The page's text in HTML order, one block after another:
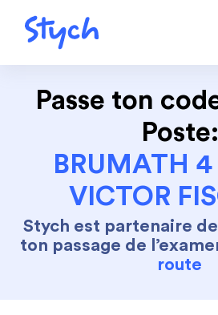
Passe ton
Poste:
BRUMATH 4
VICTOR
Stych est partenaire de
ton passage de
route